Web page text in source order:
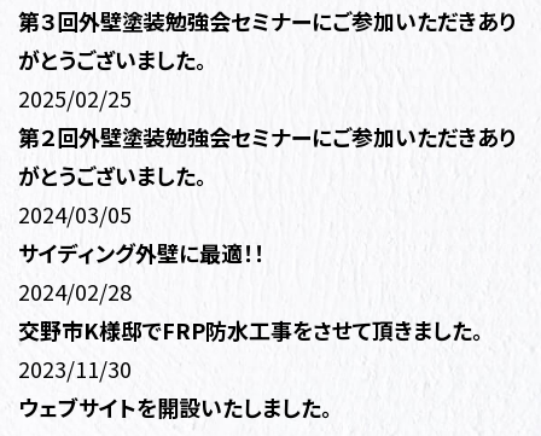
第３回外壁塗装勉強会セミナーにご参加いただきあり
がとうございました。
2025/02/25
第２回外壁塗装勉強会セミナーにご参加いただきあり
がとうございました。
2024/03/05
サイディング外壁に最適！！
2024/02/28
交野市K様邸でFRP防水工事をさせて頂きました。
2023/11/30
ウェブサイトを開設いたしました。